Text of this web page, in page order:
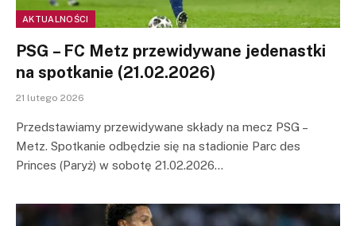
AKTUALNOŚCI
PSG – FC Metz przewidywane jedenastki
na spotkanie (21.02.2026)
21 lutego 2026
Przedstawiamy przewidywane składy na mecz PSG –
Metz. Spotkanie odbędzie się na stadionie Parc des
Princes (Paryż) w sobotę 21.02.2026…